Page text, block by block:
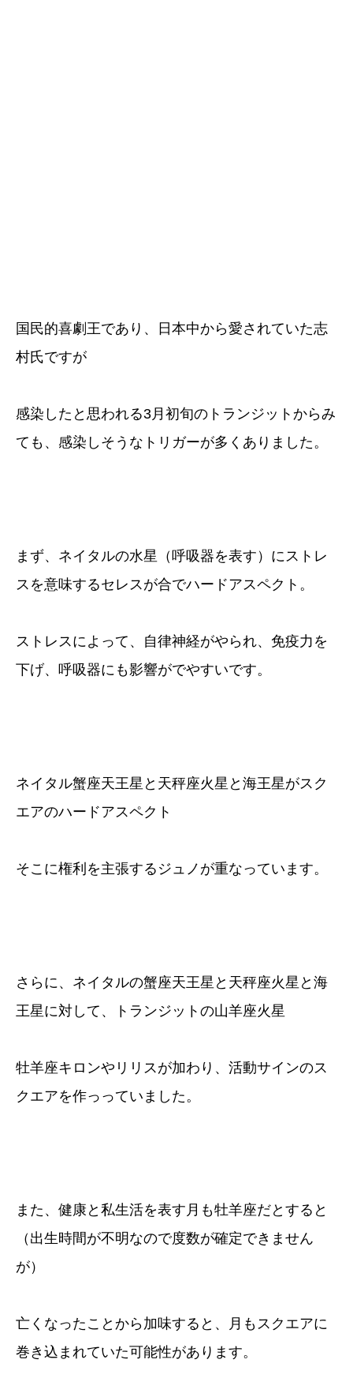
国民的喜劇王であり、日本中から愛されていた志
村氏ですが
感染したと思われる3月初旬のトランジットからみ
ても、感染しそうなトリガーが多くありました。
まず、ネイタルの水星（呼吸器を表す）にストレ
スを意味するセレスが合でハードアスペクト。
ストレスによって、自律神経がやられ、免疫力を
下げ、呼吸器にも影響がでやすいです。
ネイタル蟹座天王星と天秤座火星と海王星がスク
エアのハードアスペクト
そこに権利を主張するジュノが重なっています。
さらに、ネイタルの蟹座天王星と天秤座火星と海
王星に対して、トランジットの山羊座火星
牡羊座キロンやリリスが加わり、活動サインのス
クエアを作っっていました。
また、健康と私生活を表す月も牡羊座だとすると
（出生時間が不明なので度数が確定できません
が）
亡くなったことから加味すると、月もスクエアに
巻き込まれていた可能性があります。